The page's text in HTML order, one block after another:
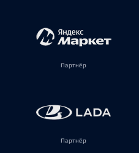
Партнёр
Партнёр